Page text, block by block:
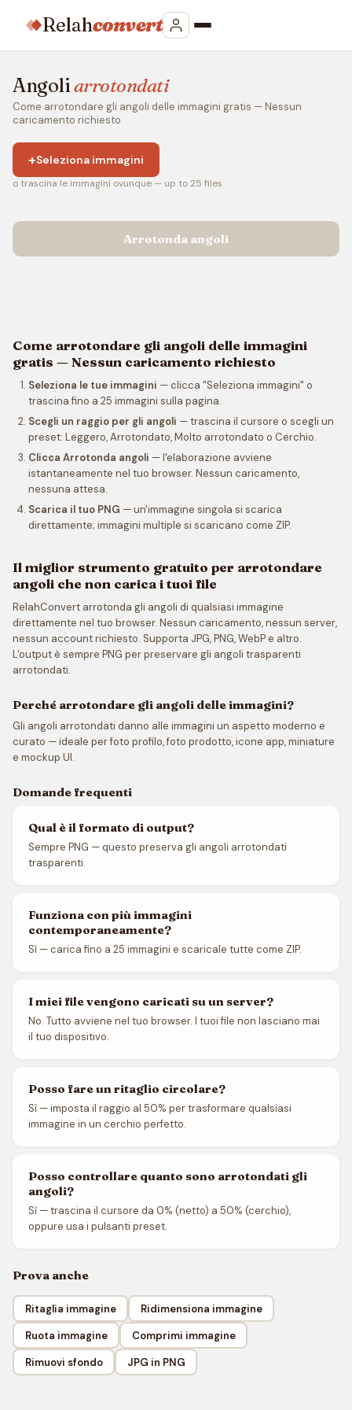
Relahconvert
Angoliarrotondati
Come arrotondare gli angoli delle immagini gratis — Nessun
caricamento richiesto
+Seleziona immagini
o trascina le immagini ovunque — up to 25 files
Arrotonda angoli
Come arrotondare gli angoli delle immagini
gratis — Nessun caricamento richiesto
Seleziona le tue immagini — clicca "Seleziona immagini" o
trascina fino a 25 immagini sulla pagina.
Scegli un raggio per gli angoli — trascina il cursore o scegli un
preset: Leggero, Arrotondato, Molto arrotondato o Cerchio.
Clicca Arrotonda angoli — l'elaborazione avviene
istantaneamente nel tuo browser. Nessun caricamento,
nessuna attesa.
Scarica il tuo PNG — un'immagine singola si scarica
direttamente; immagini multiple si scaricano come ZIP.
Il miglior strumento gratuito per arrotondare
angoli che non carica i tuoi file
RelahConvert arrotonda gli angoli di qualsiasi immagine
direttamente nel tuo browser. Nessun caricamento, nessun server,
nessun account richiesto. Supporta JPG, PNG, WebP e altro.
L'output è sempre PNG per preservare gli angoli trasparenti
arrotondati.
Perché arrotondare gli angoli delle immagini?
Gli angoli arrotondati danno alle immagini un aspetto moderno e
curato — ideale per foto profilo, foto prodotto, icone app, miniature
e mockup UI.
Domande frequenti
Qual è il formato di output?
Sempre PNG — questo preserva gli angoli arrotondati
trasparenti.
Funziona con più immagini
contemporaneamente?
Sì — carica fino a 25 immagini e scaricale tutte come ZIP.
I miei file vengono caricati su un server?
No. Tutto avviene nel tuo browser. I tuoi file non lasciano mai
il tuo dispositivo.
Posso fare un ritaglio circolare?
Sì — imposta il raggio al 50% per trasformare qualsiasi
immagine in un cerchio perfetto.
Posso controllare quanto sono arrotondati gli
angoli?
Sì — trascina il cursore da 0% (netto) a 50% (cerchio),
oppure usa i pulsanti preset.
Prova anche
Ritaglia immagine
Ridimensiona immagine
Ruota immagine
Comprimi immagine
Rimuovi sfondo
JPG in PNG